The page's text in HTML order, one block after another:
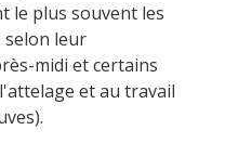
le plus souvent les
selon leur
midi et certains
et au travail